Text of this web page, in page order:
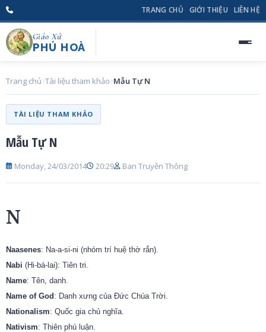
TRANG CHỦ GIỚI THIỆU LIÊN HỆ
Giáo Xứ
PHÚ HOÀ
Trang chủ Tài liệu tham khảo Mẫu Tự N
TÀI LIỆU THAM KHẢO
Mẫu Tự N
Monday, 24/03/2014 20:29 Ban Truyền Thông
N
Naasenes: Na-a-si-ni (nhóm trí huệ thờ rắn).
Nabi (Hi-bá-lai): Tiên tri.
Name: Tên, danh.
Name of God : Danh xưng của Đức Chúa Trời.
Nationalism: Quốc gia chủ nghĩa.
Nativism: Thiên phú luận.